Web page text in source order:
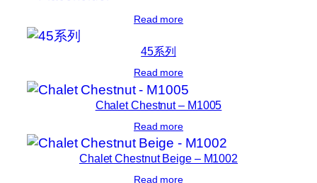
Read more
45系列
Read more
Chalet Chestnut – M1005
Read more
Chalet Chestnut Beige – M1002
Read more